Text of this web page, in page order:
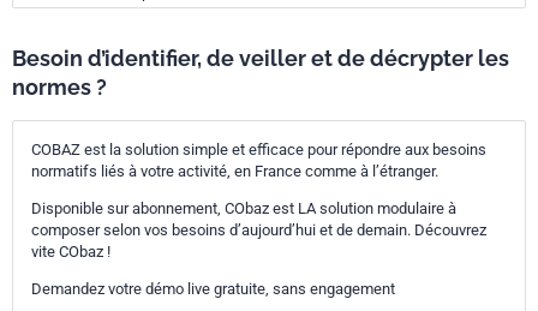
Besoin d’identifier, de veiller et de décrypter les
normes ?
COBAZ est la solution simple et efficace pour répondre aux besoins
normatifs liés à votre activité, en France comme à l’étranger.
Disponible sur abonnement, CObaz est LA solution modulaire à
composer selon vos besoins d’aujourd’hui et de demain. Découvrez
vite CObaz !
Demandez votre démo live gratuite, sans engagement